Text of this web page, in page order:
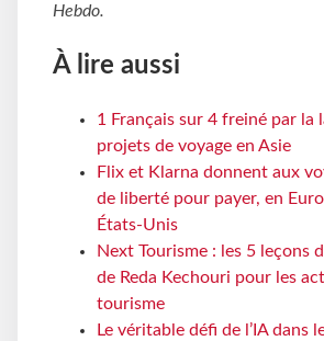
Hebdo.
À lire aussi
1 Français sur 4 freiné par la
projets de voyage en Asie
Flix et Klarna donnent aux
de liberté pour payer, en
États-Unis
Next Tourisme : les 5 leçons
de Reda Kechouri pour les
tourisme
Le véritable défi de l’IA dans